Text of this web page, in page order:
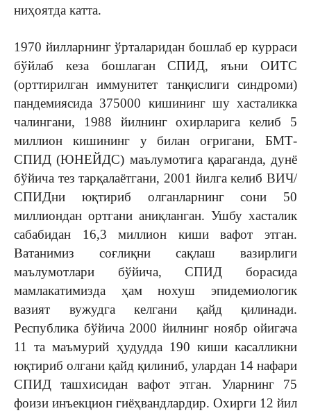
ниҳоятда катта.
1970 йилларнинг ўрталаридан бошлаб ер курраси
бўйлаб кеза бошлаган СПИД, яъни ОИТС
(орттирилган иммунитет танқислиги синдроми)
пандемиясида 375000 кишининг шу хасталикка
чалингани, 1988 йилнинг охирларига келиб 5
миллион кишининг у билан оғригани, БМТ-
СПИД (ЮНЕЙДС) маълумотига қараганда, дунё
бўйича тез тарқалаётгани, 2001 йилга келиб ВИЧ/
СПИДни юқтириб олганларнинг сони 50
миллиондан ортгани аниқланган. Ушбу хасталик
сабабидан 16,3 миллион киши вафот этган.
Ватанимиз соғлиқни сақлаш вазирлиги
маълумотлари бўйича, СПИД борасида
мамлакатимизда ҳам нохуш эпидемиологик
вазият вужудга келгани қайд қилинади.
Республика бўйича 2000 йилнинг ноябр ойигача
11 та маъмурий ҳудудда 190 киши касалликни
юқтириб олгани қайд қилиниб, улардан 14 нафари
СПИД ташхисидан вафот этган. Уларнинг 75
фоизи инъекцион гиёҳвандлардир. Охирги 12 йил